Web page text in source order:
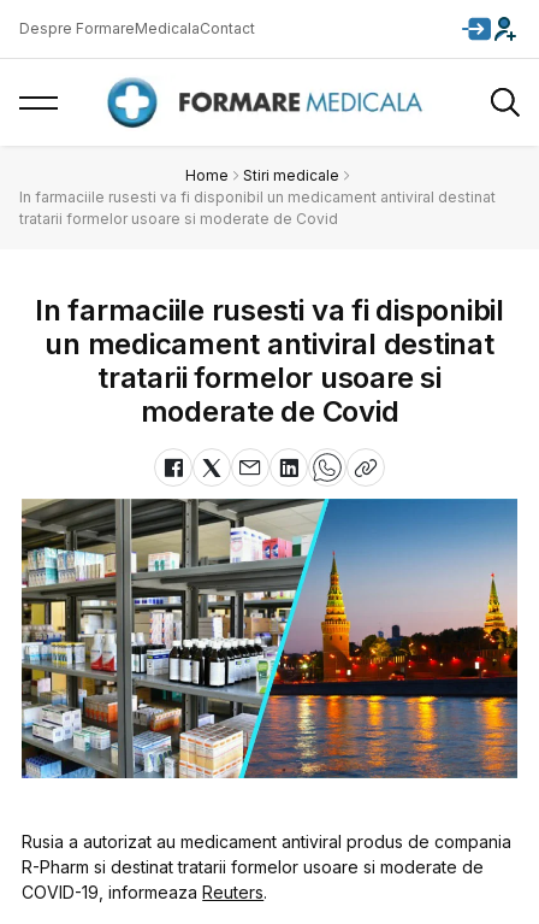
Despre FormareMedicalaContact
Home
Stiri medicale
In farmaciile rusesti va fi disponibil un medicament antiviral destinat
tratarii formelor usoare si moderate de Covid
In farmaciile rusesti va fi disponibil
un medicament antiviral destinat
tratarii formelor usoare si
moderate de Covid
Rusia a autorizat au medicament antiviral produs de compania
R-Pharm si destinat tratarii formelor usoare si moderate de
COVID-19, informeazaReuters.